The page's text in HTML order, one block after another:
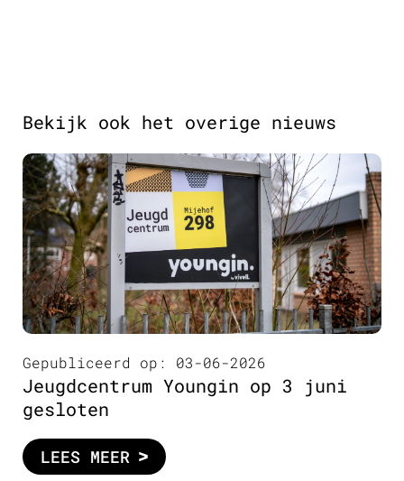
Bekijk ook het overige nieuws
Gepubliceerd op: 03-06-2026
Jeugdcentrum Youngin op 3 juni
gesloten
LEES MEER